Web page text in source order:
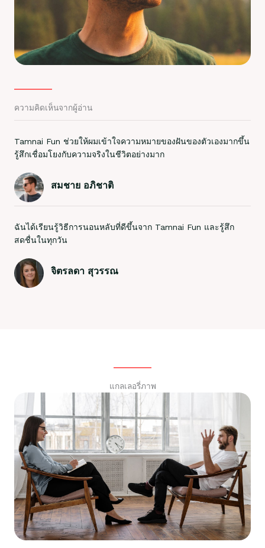
ความคิดเห็นจากผู้อ่าน
Tamnai Fun ช่วยให้ผมเข้าใจความหมายของฝันของตัวเองมากขึ้น
รู้สึกเชื่อมโยงกับความจริงในชีวิตอย่างมาก
สมชาย อภิชาติ
ฉันได้เรียนรู้วิธีการนอนหลับที่ดีขึ้นจาก Tamnai Fun และรู้สึก
สดชื่นในทุกวัน
จิตรลดา สุวรรณ
แกลเลอรี่ภาพ